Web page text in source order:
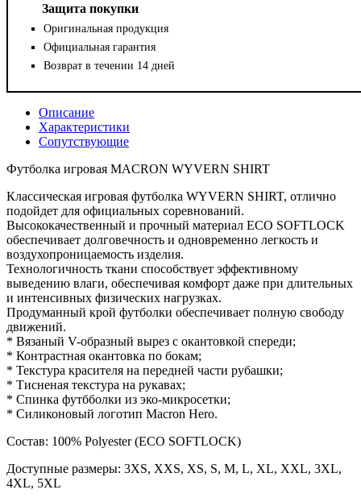
Защита покупки
Оригинальная продукция
Официальная гарантия
Возврат в течении 14 дней
Описание
Характеристики
Сопутствующие
Футболка игровая MACRON WYVERN SHIRT
Классическая игровая футболка WYVERN SHIRT, отлично
подойдет для официальных соревнований.
Высококачественный и прочный материал ECO SOFTLOCK
обеспечивает долговечность и одновременно легкость и
воздухопроницаемость изделия.
Технологичность ткани способствует эффективному
выведению влаги, обеспечивая комфорт даже при длительных
и интенсивных физических нагрузках.
Продуманный крой футболки обеспечивает полную свободу
движений.
* Вязаный V-образный вырез с окантовкой спереди;
* Контрастная окантовка по бокам;
* Текстура красителя на передней части рубашки;
* Тисненая текстура на рукавах;
* Спинка футбболки из эко-микросетки;
* Силиконовый логотип Macron Hero.
Состав: 100% Polyester (ECO SOFTLOCK)
Доступные размеры: 3XS, XXS, XS, S, M, L, XL, XXL, 3XL,
4XL, 5XL